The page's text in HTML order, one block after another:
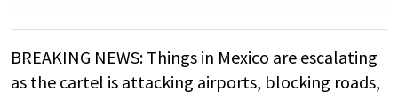
BREAKING NEWS: Things in Mexico are escalating
as the cartel is attacking airports, blocking roads,